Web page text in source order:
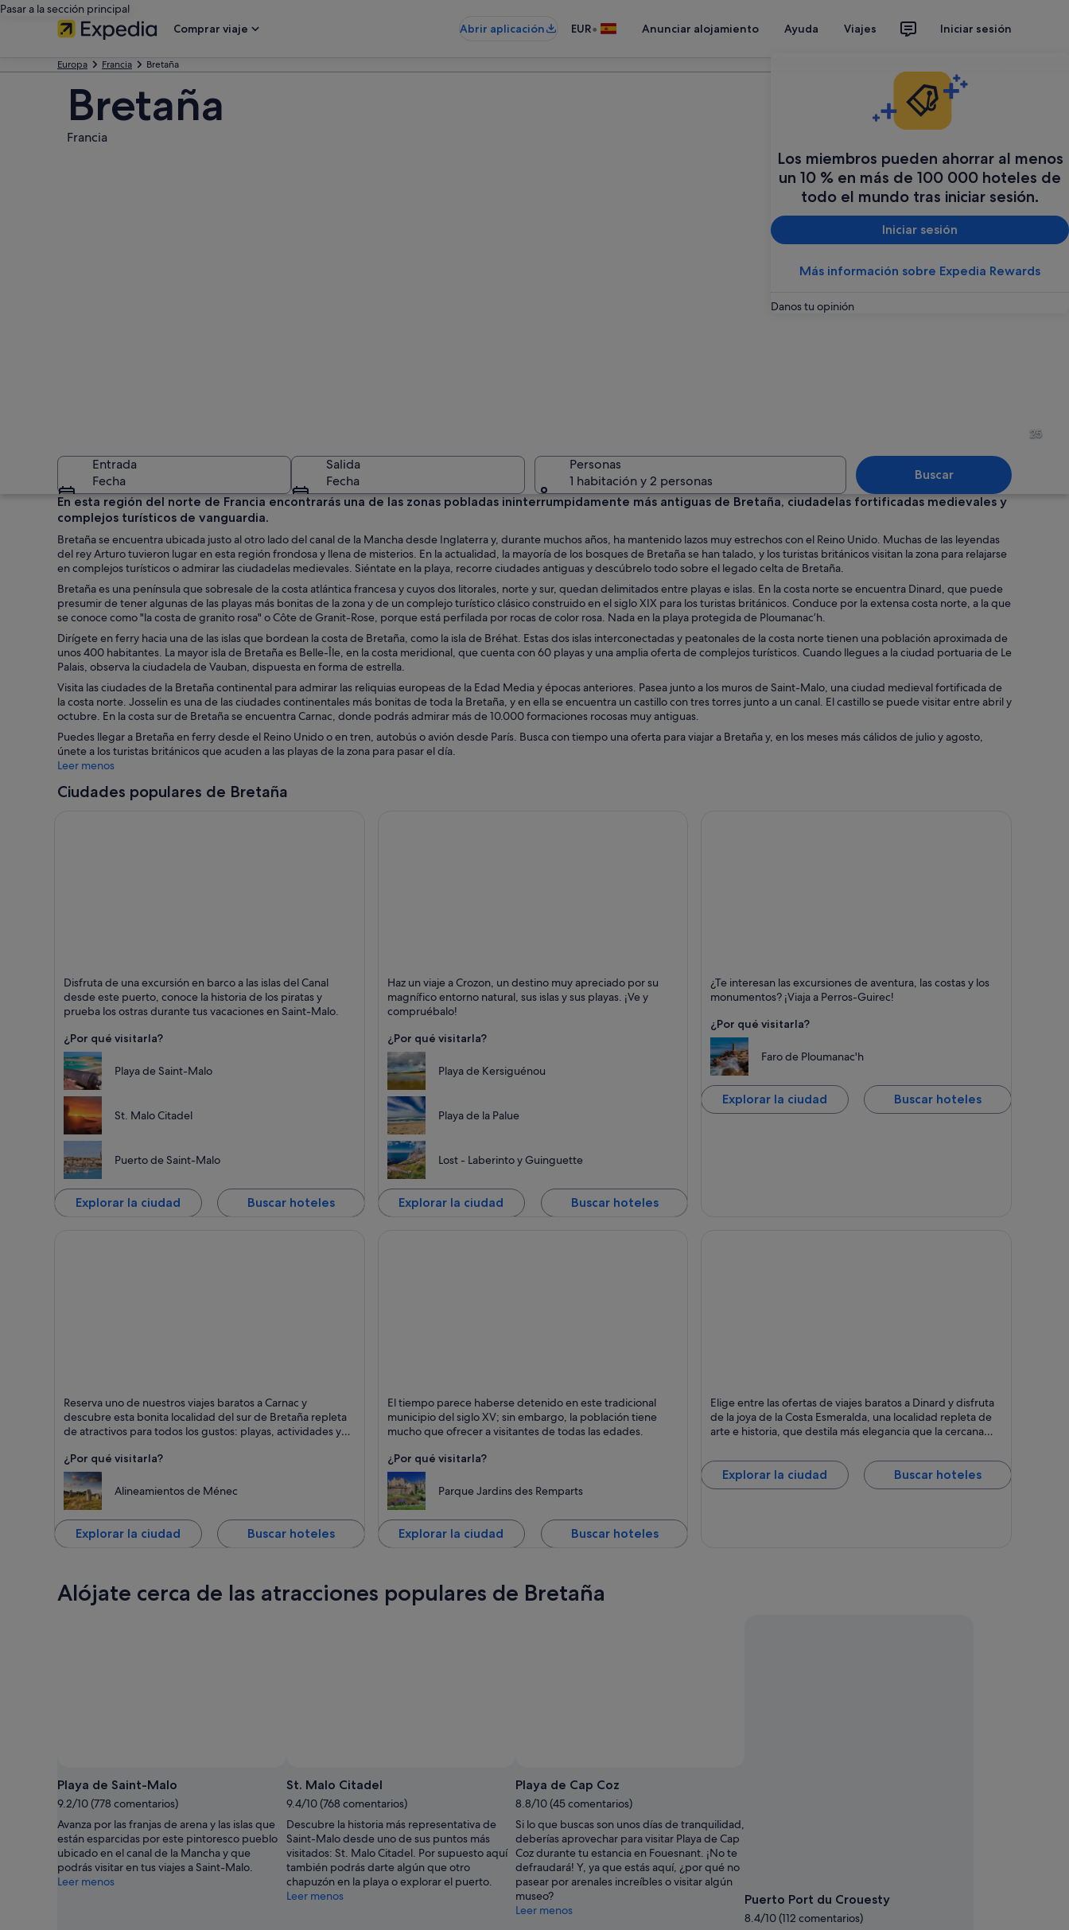
Pasar a la sección principal
Comprar viaje
Abrir aplicación EUR• Anunciar alojamiento Ayuda Viajes Iniciar sesión
Los miembros pueden ahorrar al menos
un 10 % en más de 100 000 hoteles de
todo el mundo tras iniciar sesión.
Iniciar sesión
Más información sobre Expedia Rewards
Danos tu opinión
Europa Francia Bretaña
Bretaña
Francia
Una animada calle europea con edificios de entramado de madera, cafés al aire libre y gente caminando.
Una catedral histórica con dos torres y un amplio ventanal central.Un edificio histórico con
25
Entrada
Fecha
Salida
Fecha
Personas
1 habitación y 2 personas
Buscar
En esta región del norte de Francia encontrarás una de las zonas pobladas ininterrumpidamente más antiguas de Bretaña, ciudadelas fortificadas medievales y
complejos turísticos de vanguardia.
Bretaña se encuentra ubicada justo al otro lado del canal de la Mancha desde Inglaterra y, durante muchos años, ha mantenido lazos muy estrechos con el Reino Unido. Muchas de las leyendas
del rey Arturo tuvieron lugar en esta región frondosa y llena de misterios. En la actualidad, la mayoría de los bosques de Bretaña se han talado, y los turistas británicos visitan la zona para relajarse
en complejos turísticos o admirar las ciudadelas medievales. Siéntate en la playa, recorre ciudades antiguas y descúbrelo todo sobre el legado celta de Bretaña.
Bretaña es una península que sobresale de la costa atlántica francesa y cuyos dos litorales, norte y sur, quedan delimitados entre playas e islas. En la costa norte se encuentra Dinard, que puede
presumir de tener algunas de las playas más bonitas de la zona y de un complejo turístico clásico construido en el siglo XIX para los turistas británicos. Conduce por la extensa costa norte, a la que
se conoce como "la costa de granito rosa" o Côte de Granit-Rose, porque está perfilada por rocas de color rosa. Nada en la playa protegida de Ploumanac’h.
Dirígete en ferry hacia una de las islas que bordean la costa de Bretaña, como la isla de Bréhat. Estas dos islas interconectadas y peatonales de la costa norte tienen una población aproximada de
unos 400 habitantes. La mayor isla de Bretaña es Belle-Île, en la costa meridional, que cuenta con 60 playas y una amplia oferta de complejos turísticos. Cuando llegues a la ciudad portuaria de Le
Palais, observa la ciudadela de Vauban, dispuesta en forma de estrella.
Visita las ciudades de la Bretaña continental para admirar las reliquias europeas de la Edad Media y épocas anteriores. Pasea junto a los muros de Saint-Malo, una ciudad medieval fortificada de
la costa norte. Josselin es una de las ciudades continentales más bonitas de toda la Bretaña, y en ella se encuentra un castillo con tres torres junto a un canal. El castillo se puede visitar entre abril y
octubre. En la costa sur de Bretaña se encuentra Carnac, donde podrás admirar más de 10.000 formaciones rocosas muy antiguas.
Puedes llegar a Bretaña en ferry desde el Reino Unido o en tren, autobús o avión desde París. Busca con tiempo una oferta para viajar a Bretaña y, en los meses más cálidos de julio y agosto,
únete a los turistas británicos que acuden a las playas de la zona para pasar el día.
Leer menos
Ciudades populares de Bretaña
Saint-Malo
Puntos fuertes: Playas, Ferries y barcos y Paseos
Disfruta de una excursión en barco a las islas del Canal
desde este puerto, conoce la historia de los piratas y
prueba los ostras durante tus vacaciones en Saint-Malo.
¿Por qué visitarla?
Playa de Saint-Malo
St. Malo Citadel
Puerto de Saint-Malo
Explorar la ciudad Buscar hoteles
Crozon
Puntos fuertes: Natación, Mar y Naturaleza
Haz un viaje a Crozon, un destino muy apreciado por su
magnífico entorno natural, sus islas y sus playas. ¡Ve y
compruébalo!
¿Por qué visitarla?
Playa de Kersiguénou
Playa de la Palue
Lost - Laberinto y Guinguette
Explorar la ciudad Buscar hoteles
Perros-Guirec
Puntos fuertes: Mar, Puertos y Spas
¿Te interesan las excursiones de aventura, las costas y los
monumentos? ¡Viaja a Perros-Guirec!
¿Por qué visitarla?
Faro de Ploumanac'h
Explorar la ciudad Buscar hoteles
Puntos fuertes:
Spas, Relax y
Reserva uno de nuestros viajes baratos a Carnac y
descubre esta bonita localidad del sur de Bretaña repleta
de atractivos para todos los gustos: playas, actividades y
prehistóricos.
¿Por qué visitarla?
Alineamientos de Ménec
Explorar la ciudad Buscar hoteles
Puntos fuertes: Patrimonio
histórico, Puertos y Apto
El tiempo parece haberse detenido en este tradicional
municipio del siglo XV; sin embargo, la población tiene
mucho que ofrecer a visitantes de todas las edades.
¿Por qué visitarla?
Parque Jardins des Remparts
Explorar la ciudad Buscar hoteles
Puntos fuertes: Playas, Mar y Casinos
Elige entre las ofertas de viajes baratos a Dinard y disfruta
de la joya de la Costa Esmeralda, una localidad repleta de
arte e historia, que destila más elegancia que la cercana
casinos y cultura: la “Niza del norte” tiene mucho que
ofrecer.
Explorar la ciudad Buscar hoteles
Alójate cerca de las atracciones populares de Bretaña
Playa de Saint-Malo
9.2/10 (778 comentarios)
Avanza por las franjas de arena y las islas que
están esparcidas por este pintoresco pueblo
ubicado en el canal de la Mancha y que
podrás visitar en tus viajes a Saint-Malo.
Leer menos
St. Malo Citadel
9.4/10 (768 comentarios)
Descubre la historia más representativa de
Saint-Malo desde uno de sus puntos más
visitados: St. Malo Citadel. Por supuesto aquí
también podrás darte algún que otro
chapuzón en la playa o explorar el puerto.
Leer menos
Playa de Cap Coz
8.8/10 (45 comentarios)
Si lo que buscas son unos días de tranquilidad,
deberías aprovechar para visitar Playa de Cap
Coz durante tu estancia en Fouesnant. ¡No te
defraudará! Y, ya que estás aquí, ¿por qué no
pasear por arenales increíbles o visitar algún
museo?
Leer menos
Puerto Port du Crouesty
8.4/10 (112 comentarios)